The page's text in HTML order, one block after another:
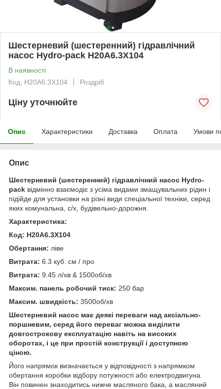
Шестерневий (шестеренний) гідравлічний
насос Hydro-pack H20A6.3X104
В наявності
Код: H20A6.3X104
Роздріб
Ціну уточнюйте
Опис Характеристики Доставка Оплата Умови
Опис
Шестерневий (шестеренний) гідравлічний насос Hydro-
pack відмінно взаємодіє з усіма видами змащувальних рідин і
підійде для установки на різні види спеціальної техніки, серед
яких комунальна, с/х, будівельно-дорожня.
Характеристика:
Код: H20A6.3X104
Обертання: ліве
Витрата: 6.3 куб. см / про
Витрата: 9.45 л/хв & 1500об/хв
Максим. панель робочий тиск: 250 бар
Максим. швидкість: 3500об/хв
Шестерневий насос має деякі переваги над аксіально-
поршневим, серед його переваг можна виділити
довгострокову експлуатацію навіть на високих
оборотах, і це при простій конструкції і доступною
ціною.
Його напрямок визначається у відповідності з напрямком
обертання коробки відбору потужності або електродвигуна.
Він повинен знаходитись нижче масляного бака, а масляний